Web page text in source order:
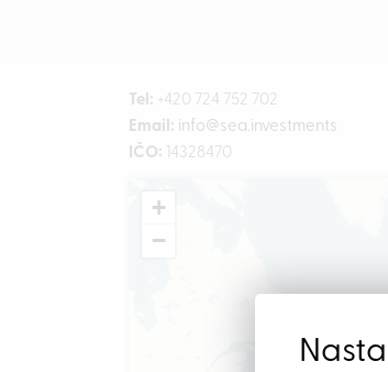
Tel: +420 724 752 702
Email: info@sea.investments
IČO: 14328470
+
−